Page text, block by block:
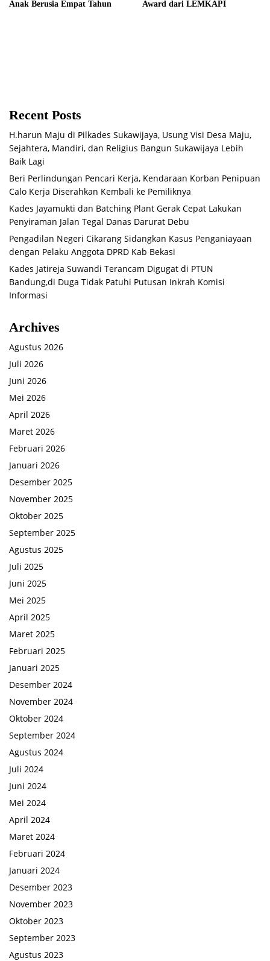
Anak Berusia Empat Tahun Award dari LEMKAPI
Recent Posts
H.harun Maju di Pilkades Sukawijaya, Usung Visi Desa Maju,
Sejahtera, Mandiri, dan Religius Bangun Sukawijaya Lebih
Baik Lagi
Beri Perlindungan Pencari Kerja, Kendaraan Korban Penipuan
Calo Kerja Diserahkan Kembali ke Pemiliknya
Kades Jayamukti dan Batching Plant Gerak Cepat Lakukan
Penyiraman Jalan Tegal Danas Darurat Debu
Pengadilan Negeri Cikarang Sidangkan Kasus Penganiayaan
dengan Pelaku Anggota DPRD Kab Bekasi
Kades Jatireja Suwandi Terancam Digugat di PTUN
Bandung,di Duga Tidak Patuhi Putusan Inkrah Komisi
Informasi
Archives
Agustus 2026
Juli 2026
Juni 2026
Mei 2026
April 2026
Maret 2026
Februari 2026
Januari 2026
Desember 2025
November 2025
Oktober 2025
September 2025
Agustus 2025
Juli 2025
Juni 2025
Mei 2025
April 2025
Maret 2025
Februari 2025
Januari 2025
Desember 2024
November 2024
Oktober 2024
September 2024
Agustus 2024
Juli 2024
Juni 2024
Mei 2024
April 2024
Maret 2024
Februari 2024
Januari 2024
Desember 2023
November 2023
Oktober 2023
September 2023
Agustus 2023